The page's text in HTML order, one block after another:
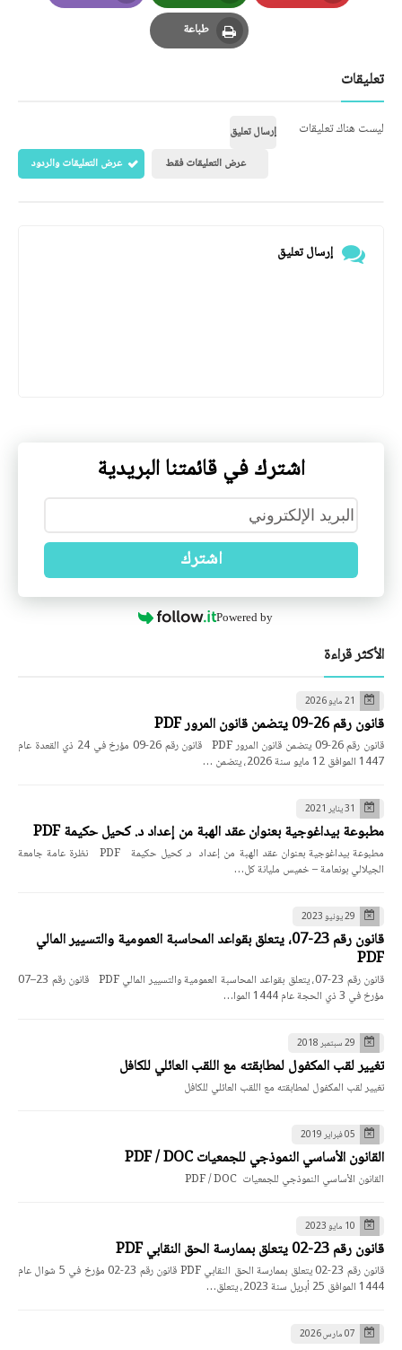
Pinterest
Whatsapp
Email
طباعة
Print
تعليقات
ليست هناك تعليقات
إرسال تعليق
عرض التعليقات فقط
عرض التعليقات والردود
إرسال تعليق
اشترك في قائمتنا البريدية
اشترك
Powered by
الأكثر قراءة
21 مايو 2026
قانون رقم 26-09 يتضمن قانون المرور PDF
قانون رقم 26-09 يتضمن قانون المرور PDF قانون رقم 26-09 مؤرخ في 24 ذي القعدة عام
1447 الموافق 12 مايو سنة 2026، يتضمن …
31 يناير 2021
مطبوعة بيداغوجية بعنوان عقد الهبة من إعداد د. كحيل حكيمة PDF
مطبوعة بيداغوجية بعنوان عقد الهبة من إعداد د. كحيل حكيمة PDF نظرة عامة جامعة
الجيلالي بونعامة – خميس مليانة كل…
29 يونيو 2023
قانون رقم 23-07، يتعلق بقواعد المحاسبة العمومية والتسيير المالي
PDF
قانون رقم 23-07، يتعلق بقواعد المحاسبة العمومية والتسيير المالي PDF قانون رقم 23–07
مؤرخ في 3 ذي الحجة عام 1444 الموا…
29 سبتمبر 2018
تغيير لقب المكفول لمطابقته مع اللقب العائلي للكافل
تغيير لقب المكفول لمطابقته مع اللقب العائلي للكافل
05 فبراير 2019
القانون الأساسي النموذجي للجمعيات PDF / DOC
القانون الأساسي النموذجي للجمعيات PDF / DOC
10 مايو 2023
قانون رقم 23-02 يتعلق بممارسة الحق النقابي PDF
قانون رقم 23-02 يتعلق بممارسة الحق النقابي PDF قانون رقم 23-02 مؤرخ في 5 شوال عام
1444 الموافق 25 أبريل سنة 2023، يتعلق…
07 مارس 2026